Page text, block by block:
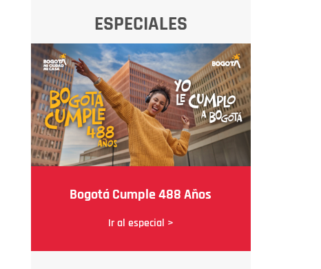
ESPECIALES
Bogotá Cumple 488 Años
Ir al especial >